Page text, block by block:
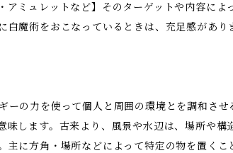
アミュレットなど】そのターゲットや内容に
魔術をおこなっているときは、充足感があり
ーの力を使って個人と周囲の環境とを調和さ
します。古来より、風景や水辺は、場所や構
主に方角・場所などによって特定の物を置く